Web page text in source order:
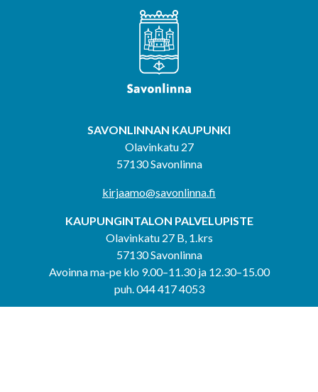
SAVONLINNAN KAUPUNKI
Olavinkatu 27
57130 Savonlinna
kirjaamo@savonlinna.fi
KAUPUNGINTALON PALVELUPISTE
Olavinkatu 27 B, 1.krs
57130 Savonlinna
Avoinna ma-pe klo 9.00–11.30 ja 12.30–15.00
puh. 044 417 4053